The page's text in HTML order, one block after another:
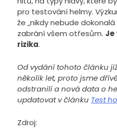
pro testování helmy.
že „nikdy nebude
zabrání všem otřesům. Je
rizika.
Od vydání tohoto článku
několik let, proto jsme
odstranili a nová data o
updatovat v článku Test
Zdroj: